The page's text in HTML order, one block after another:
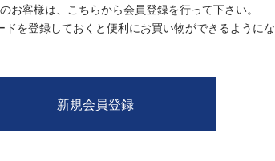
お客様は、こちらから会員登録を行って下さい。
ドを登録しておくと便利にお買い物ができるように